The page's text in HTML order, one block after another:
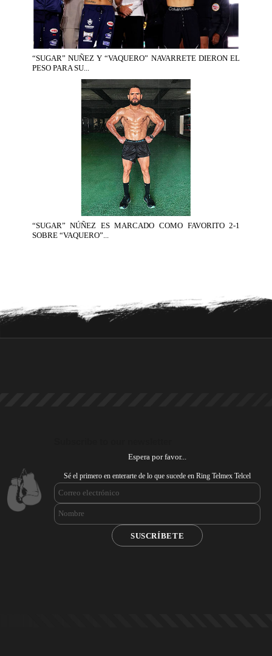
“SUGAR” NUÑEZ Y “VAQUERO” NAVARRETE DIERON EL
PESO PARA SU...
“SUGAR” NÚÑEZ ES MARCADO COMO FAVORITO 2-1
SOBRE “VAQUERO”...
Espera por favor...
Sé el primero en enterarte de lo que sucede en Ring Telmex Telcel